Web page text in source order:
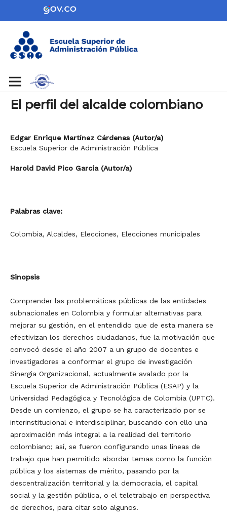
El perfil del alcalde colombiano
Edgar Enrique Martínez Cárdenas (Autor/a)
Escuela Superior de Administración Pública
Harold David Pico García (Autor/a)
Palabras clave:
Colombia, Alcaldes, Elecciones, Elecciones municipales
Sinopsis
Comprender las problemáticas públicas de las entidades
subnacionales en Colombia y formular alternativas para
mejorar su gestión, en el entendido que de esta manera se
efectivizan los derechos ciudadanos, fue la motivación que
convocó desde el año 2007 a un grupo de docentes e
investigadores a conformar el grupo de investigación
Sinergia Organizacional, actualmente avalado por la
Escuela Superior de Administración Pública (ESAP) y la
Universidad Pedagógica y Tecnológica de Colombia (UPTC).
Desde un comienzo, el grupo se ha caracterizado por se
interinstitucional e interdisciplinar, buscando con ello una
aproximación más integral a la realidad del territorio
colombiano; así, se fueron configurando unas líneas de
trabajo que han permitido abordar temas como la función
pública y los sistemas de mérito, pasando por la
descentralización territorial y la democracia, el capital
social y la gestión pública, o el teletrabajo en perspectiva
de derechos, para citar solo algunos.